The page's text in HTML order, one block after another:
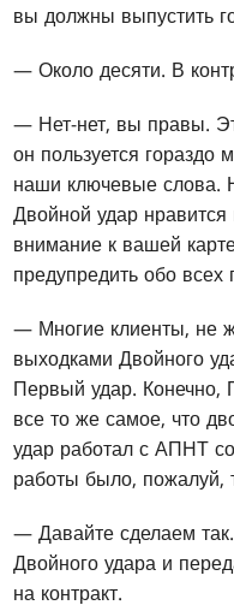
вы должны выпустить
— Около десяти. В
— Нет-нет, вы правы.
он пользуется
наши ключевые слова.
Двойной удар нравится
внимание к вашей
предупредить обо
— Многие клиенты, не
выходками Двойного
Первый удар. Конечно,
все то же самое, что
удар работал с АПНТ
работы было, пожалуй,
— Давайте сделаем
Двойного удара и
на контракт.